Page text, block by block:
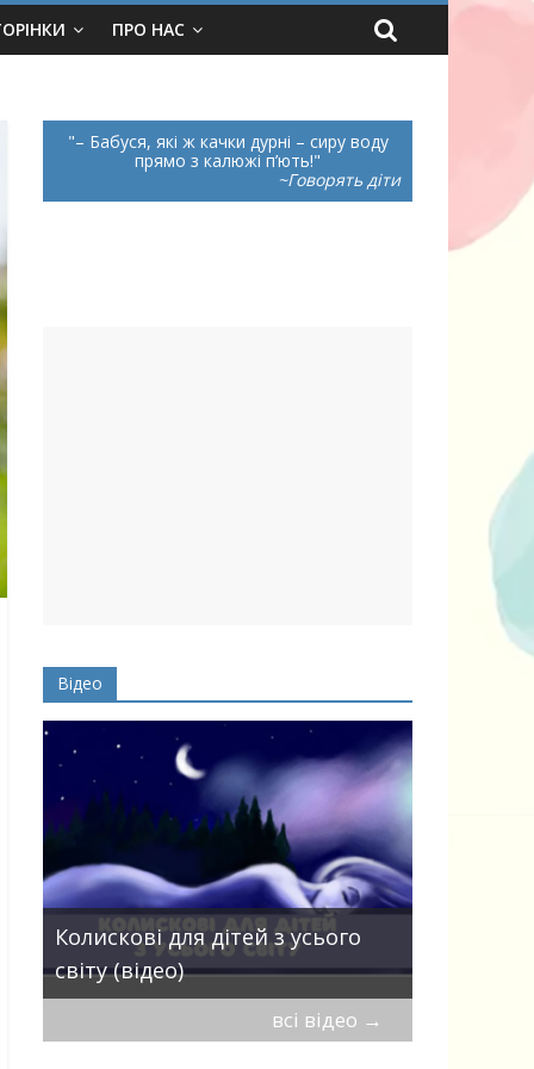
ПРО НАС
– Бабуся, які ж качки дурні – сиру воду
прямо з калюжі п’ють!
~Говорять діти
Відео
Колискові для дітей з усього
світу (відео)
всі відео →